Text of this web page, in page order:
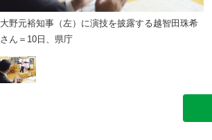
大野元裕知事（左）に演技を披露する越智田珠希
さん＝10日、県庁